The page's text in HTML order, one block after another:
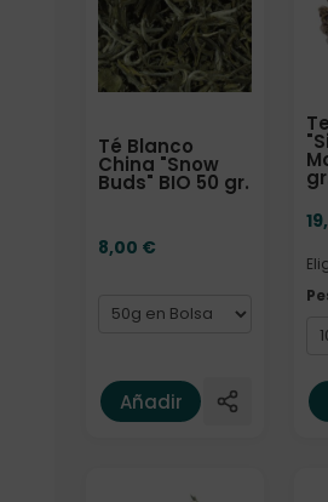
Té Blanco
China "Snow
Buds" BIO 50 gr.
8,00 €
Añadir